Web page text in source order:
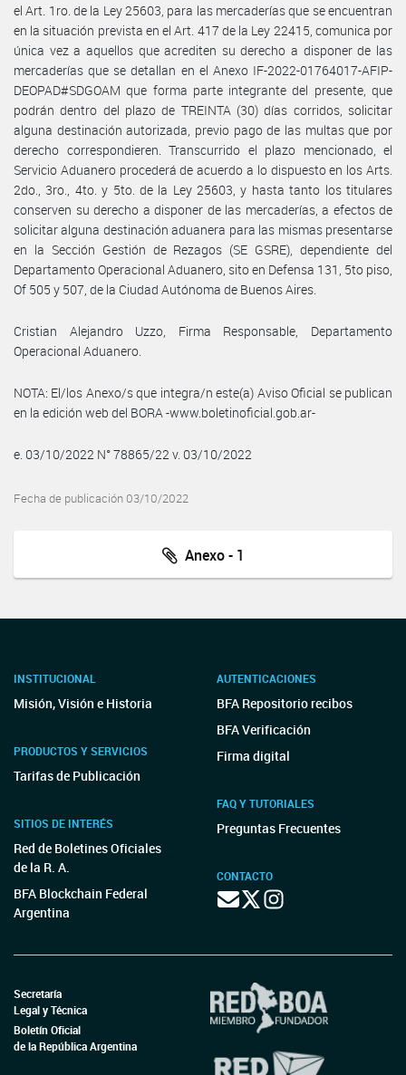
el Art. 1ro. de la Ley 25603, para las mercaderías que se encuentran
en la situación prevista en el Art. 417 de la Ley 22415, comunica por
única vez a aquellos que acrediten su derecho a disponer de las
mercaderías que se detallan en el Anexo IF-2022-01764017-AFIP-
DEOPAD#SDGOAM que forma parte integrante del presente, que
podrán dentro del plazo de TREINTA (30) días corridos, solicitar
alguna destinación autorizada, previo pago de las multas que por
derecho correspondieren. Transcurrido el plazo mencionado, el
Servicio Aduanero procederá de acuerdo a lo dispuesto en los Arts.
2do., 3ro., 4to. y 5to. de la Ley 25603, y hasta tanto los titulares
conserven su derecho a disponer de las mercaderías, a efectos de
solicitar alguna destinación aduanera para las mismas presentarse
en la Sección Gestión de Rezagos (SE GSRE), dependiente del
Departamento Operacional Aduanero, sito en Defensa 131, 5to piso,
Of 505 y 507, de la Ciudad Autónoma de Buenos Aires.
Cristian Alejandro Uzzo, Firma Responsable, Departamento
Operacional Aduanero.
NOTA: El/los Anexo/s que integra/n este(a) Aviso Oficial se publican
en la edición web del BORA -www.boletinoficial.gob.ar-
e. 03/10/2022 N° 78865/22 v. 03/10/2022
Fecha de publicación 03/10/2022
Anexo - 1
INSTITUCIONAL
Misión, Visión e Historia
PRODUCTOS Y SERVICIOS
Tarifas de Publicación
SITIOS DE INTERÉS
Red de Boletines Oficiales
de la R. A.
BFA Blockchain Federal
Argentina
AUTENTICACIONES
BFA Repositorio recibos
BFA Verificación
Firma digital
FAQ Y TUTORIALES
Preguntas Frecuentes
CONTACTO
Secretaría
Legal y Técnica
Boletín Oficial
de la República Argentina